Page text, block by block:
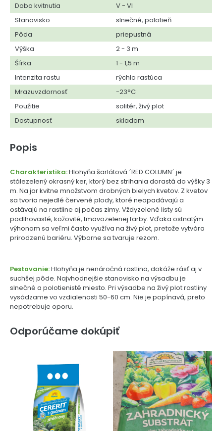
Doba kvitnutia
V - VI
Stanovisko
slnečné, polotieň
Pôda
priepustná
Výška
2 - 3 m
Šírka
1 - 1,5 m
Intenzita rastu
rýchlo rastúca
Mrazuvzdornosť
-23°C
Použitie
solitér, živý plot
Dostupnosť
skladom
Popis
Charakteristika:Hlohyňa šarlátová ´RED COLUMN´ je
stálezelený okrasný ker, ktorý bez strihania dorastá do výšky 3
m. Na jar kvitne množstvom drobných bielych kvetov. Z kvetov
sa tvoria nejedlé červené plody, ktoré neopadávajú a
ostávajú na rastline aj počas zimy. Vždyzelené listy sú
podlhovasté, kožovité, tmavozelenej farby. Vďaka ostnatým
výhonom sa veľmi často využíva na živý plot, pretože vytvára
prirodzenú bariéru. Výborne sa tvaruje rezom.
Pestovanie:Hlohyňa je nenáročná rastlina, dokáže rásť aj v
suchšej pôde. Najvhodnejšie stanovisko na výsadbu je
slnečné a polotienisté miesto. Pri výsadbe na živý plot rastliny
vysádzame vo vzdialenosti 50-60 cm. Nie je popínavá, preto
nepotrebuje oporu.
Odporúčame dokúpiť